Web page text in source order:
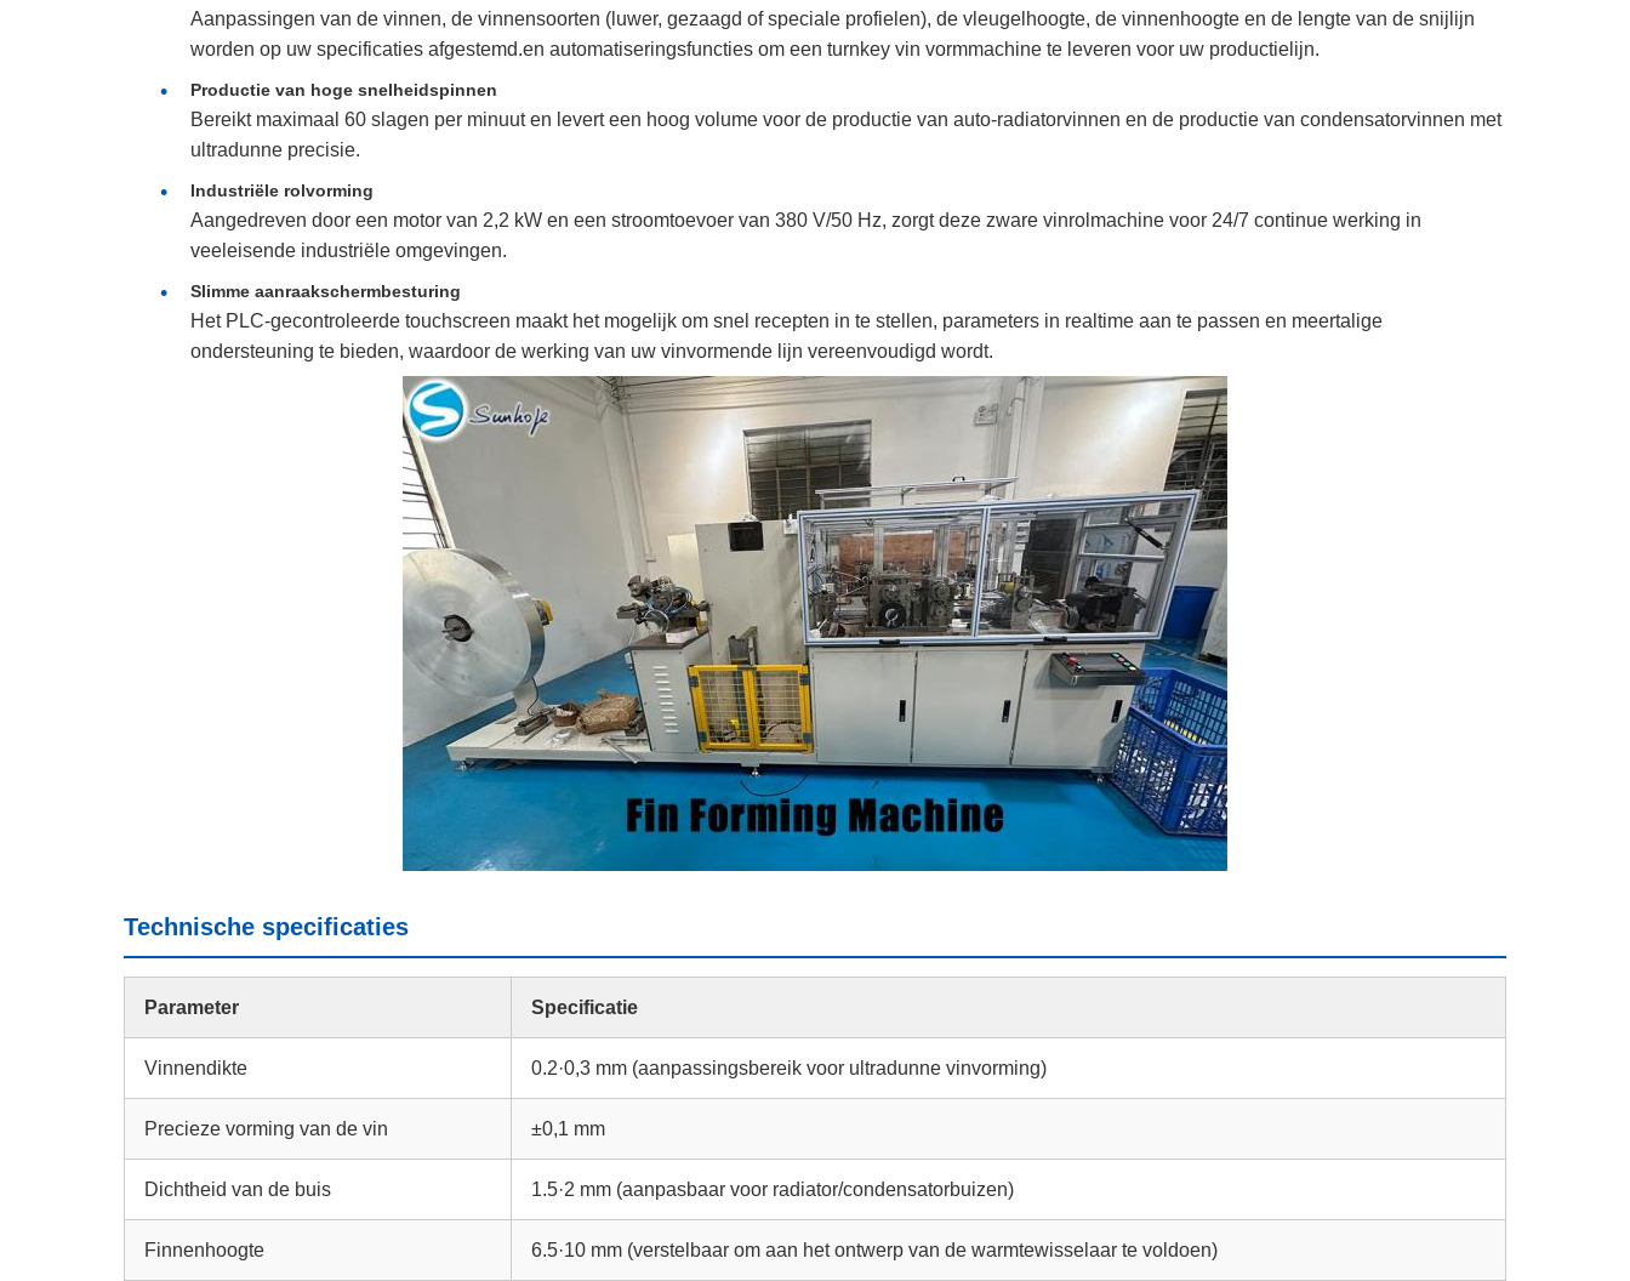
Aanpassingen van de vinnen, de vinnensoorten (luwer, gezaagd of speciale profielen), de vleugelhoogte, de vinnenhoogte en de lengte van de snijlijn
worden op uw specificaties afgestemd.en automatiseringsfuncties om een turnkey vin vormmachine te leveren voor uw productielijn.
Productie van hoge snelheidspinnen
Bereikt maximaal 60 slagen per minuut en levert een hoog volume voor de productie van auto-radiatorvinnen en de productie van condensatorvinnen met
ultradunne precisie.
Industriële rolvorming
Aangedreven door een motor van 2,2 kW en een stroomtoevoer van 380 V/50 Hz, zorgt deze zware vinrolmachine voor 24/7 continue werking in
veeleisende industriële omgevingen.
Slimme aanraakschermbesturing
Het PLC-gecontroleerde touchscreen maakt het mogelijk om snel recepten in te stellen, parameters in realtime aan te passen en meertalige
ondersteuning te bieden, waardoor de werking van uw vinvormende lijn vereenvoudigd wordt.
Technische specificaties
Parameter Specificatie
Vinnendikte 0.2·0,3 mm (aanpassingsbereik voor ultradunne vinvorming)
Precieze vorming van de vin ±0,1 mm
Dichtheid van de buis 1.5·2 mm (aanpasbaar voor radiator/condensatorbuizen)
Finnenhoogte 6.5·10 mm (verstelbaar om aan het ontwerp van de warmtewisselaar te voldoen)